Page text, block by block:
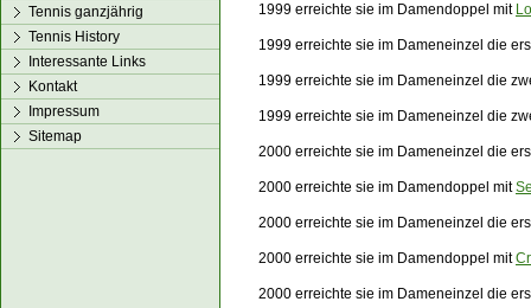
1999 erreichte sie im Damendoppel mit
1999 erreichte sie im Dameneinzel die
1999 erreichte sie im Dameneinzel die
1999 erreichte sie im Dameneinzel die
2000 erreichte sie im Dameneinzel die
2000 erreichte sie im Damendoppel mit
2000 erreichte sie im Dameneinzel die
2000 erreichte sie im Damendoppel mit
2000 erreichte sie im Dameneinzel die
Tennis ganzjährig
Tennis History
Interessante Links
Kontakt
Impressum
Sitemap